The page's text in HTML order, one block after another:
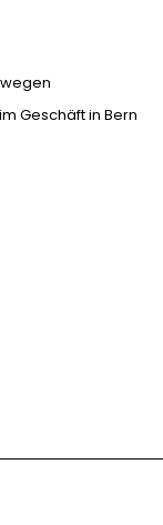
Geschäft in Bern